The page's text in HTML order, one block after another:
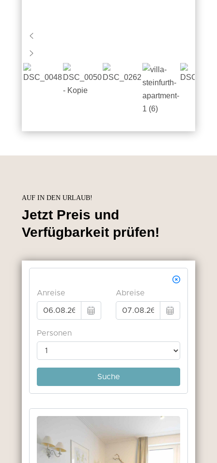
AUF IN DEN URLAUB!
Jetzt Preis und
Verfügbarkeit prüfen!